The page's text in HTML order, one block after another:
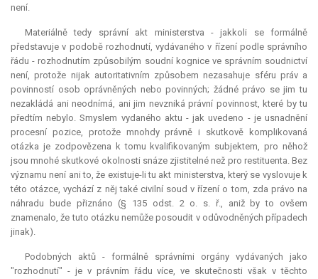
není.
Materiálně tedy správní akt ministerstva - jakkoli se formálně
představuje v podobě rozhodnutí, vydávaného v řízení podle správního
řádu - rozhodnutím způsobilým soudní kognice ve správním soudnictví
není, protože nijak autoritativním způsobem nezasahuje sféru práv a
povinností osob oprávněných nebo povinných; žádné právo se jim tu
nezakládá ani neodnímá, ani jim nevzniká právní povinnost, které by tu
předtím nebylo. Smyslem vydaného aktu - jak uvedeno - je usnadnění
procesní pozice, protože mnohdy právně i skutkově komplikovaná
otázka je zodpovězena k tomu kvalifikovaným subjektem, pro něhož
jsou mnohé skutkové okolnosti snáze zjistitelné než pro restituenta. Bez
významu není ani to, že existuje-li tu akt ministerstva, který se vyslovuje k
této otázce, vychází z něj také civilní soud v řízení o tom, zda právo na
náhradu bude přiznáno (§ 135 odst. 2 o. s. ř., aniž by to ovšem
znamenalo, že tuto otázku nemůže posoudit v odůvodněných případech
jinak).
Podobných aktů - formálně správními orgány vydávaných jako
"rozhodnutí" - je v právním řádu více, ve skutečnosti však v těchto